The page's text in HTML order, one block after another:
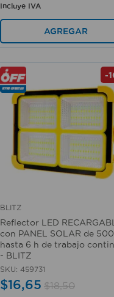
Incluye IVA
AGREGAR
-
BLITZ
Reflector LED
con PANEL SOLAR de
hasta 6 h de trabajo
- BLITZ
SKU: 459731
$16,65 $18,50